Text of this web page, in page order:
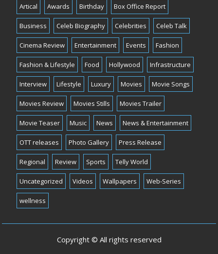
Artical Awards Birthday Box Office Report
Business Celeb Biography Celebrities Celeb Talk
Cinema Review Entertainment Events Fashion
Fashion & Lifestyle Food Hollywood Infrastructure
Interview Lifestyle Luxury Movies Movie Songs
Movies Review Movies Stills Movies Trailer
Movie Teaser Music News News & Entertainment
OTT releases Photo Gallery Press Release
Regional Review Sports Telly World
Uncategorized Videos Wallpapers Web-Series
wellness
Copyright © All rights reserved